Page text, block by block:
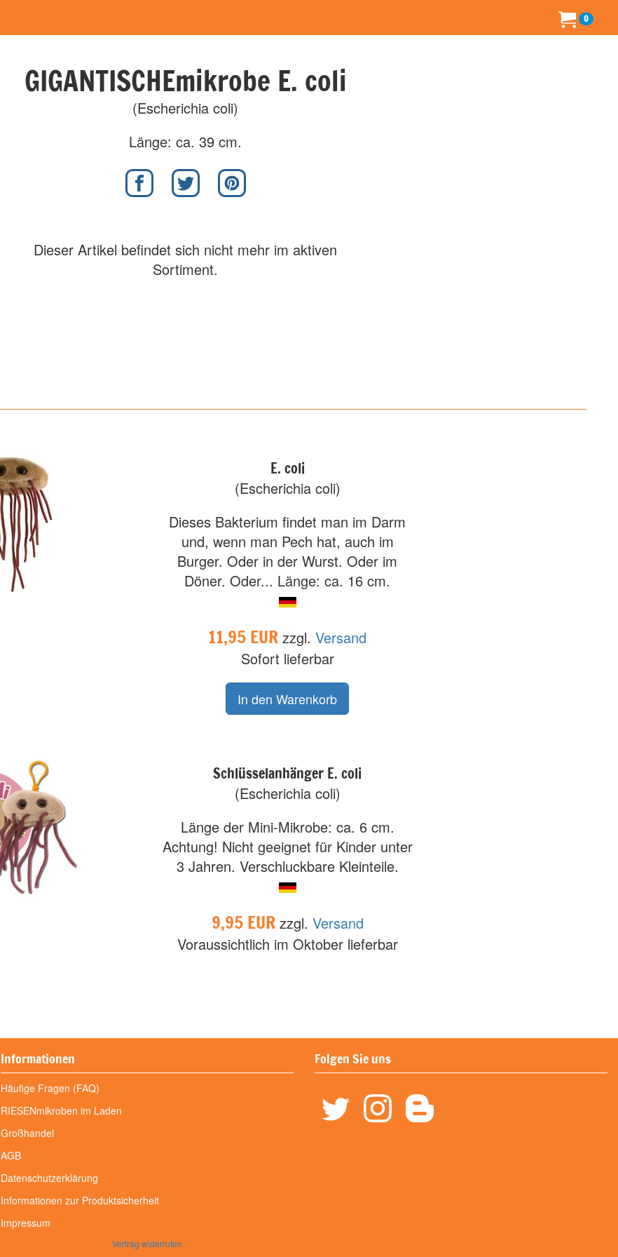
0
GIGANTISCHEmikrobe E. coli
(Escherichia coli)
Länge: ca. 39 cm.
Dieser Artikel befindet sich nicht mehr im aktiven
Sortiment.
E. coli
(Escherichia coli)
Dieses Bakterium findet man im Darm
und, wenn man Pech hat, auch im
Burger. Oder in der Wurst. Oder im
Döner. Oder... Länge: ca. 16 cm.
11,95 EUR zzgl. Versand
Sofort lieferbar
Schlüsselanhänger E. coli
(Escherichia coli)
Länge der Mini-Mikrobe: ca. 6 cm.
Achtung! Nicht geeignet für Kinder unter
3 Jahren. Verschluckbare Kleinteile.
9,95 EUR zzgl. Versand
Voraussichtlich im Oktober lieferbar
Informationen
Häufige Fragen (FAQ)
RIESENmikroben im Laden
Großhandel
AGB
Datenschutzerklärung
Informationen zur Produktsicherheit
Impressum
Folgen Sie uns
Vertrag widerrufen